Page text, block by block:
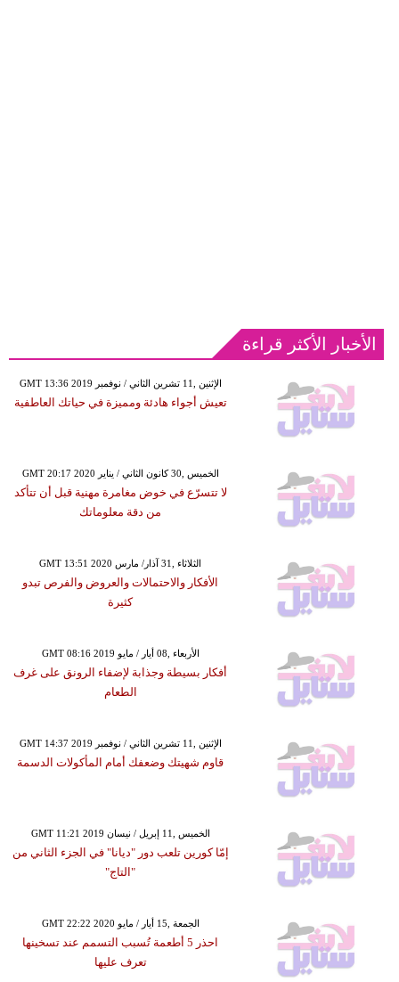
الأخبار الأكثر قراءة
GMT 13:36 2019 الإثنين ,11 تشرين الثاني / نوفمبر
تعيش أجواء هادئة ومميزة في حياتك العاطفية
GMT 20:17 2020 الخميس ,30 كانون الثاني / يناير
لا تتسرّع في خوض مغامرة مهنية قبل أن تتأكد
من دقة معلوماتك
GMT 13:51 2020 الثلاثاء ,31 آذار/ مارس
الأفكار والاحتمالات والعروض والفرص تبدو
كثيرة
GMT 08:16 2019 الأربعاء ,08 أيار / مايو
أفكار بسيطة وجذابة لإضفاء الرونق على غرف
الطعام
GMT 14:37 2019 الإثنين ,11 تشرين الثاني / نوفمبر
قاوم شهيتك وضعفك أمام المأكولات الدسمة
GMT 11:21 2019 الخميس ,11 إبريل / نيسان
إمّا كورين تلعب دور "ديانا" في الجزء الثاني من
"التاج"
GMT 22:22 2020 الجمعة ,15 أيار / مايو
احذر 5 أطعمة تُسبب التسمم عند تسخينها
تعرف عليها